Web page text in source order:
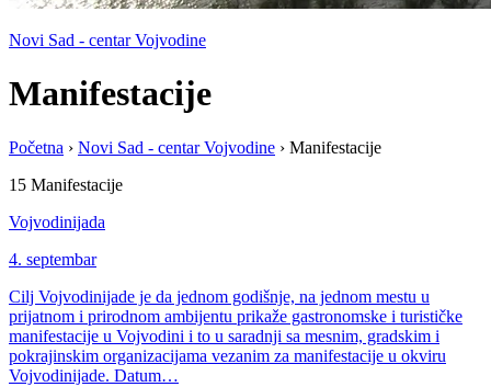
Novi Sad - centar Vojvodine
Manifestacije
Početna › Novi Sad - centar Vojvodine › Manifestacije
15 Manifestacije
Vojvodinijada
4. septembar
Cilj Vojvodinijade je da jednom godišnje, na jednom mestu u
prijatnom i prirodnom ambijentu prikaže gastronomske i turističke
manifestacije u Vojvodini i to u saradnji sa mesnim, gradskim i
pokrajinskim organizacijama vezanim za manifestacije u okviru
Vojvodinijade. Datum…